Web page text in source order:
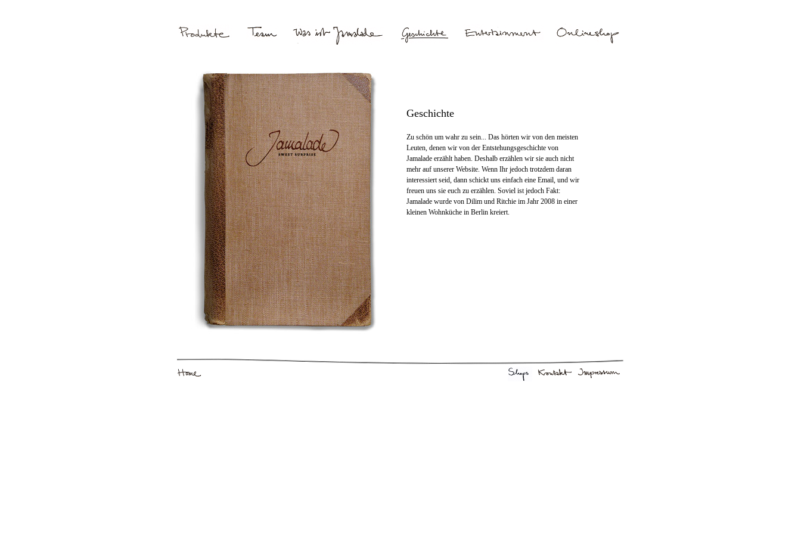
Geschichte
Zu schön um wahr zu sein... Das hörten wir von den meisten
Leuten, denen wir von der Entstehungsgeschichte von
Jamalade erzählt haben. Deshalb erzählen wir sie auch nicht
mehr auf unserer Website. Wenn Ihr jedoch trotzdem daran
interessiert seid, dann schickt uns einfach eine Email, und wir
freuen uns sie euch zu erzählen. Soviel ist jedoch Fakt:
Jamalade wurde von Dilim und Ritchie im Jahr 2008 in einer
kleinen Wohnküche in Berlin kreiert.